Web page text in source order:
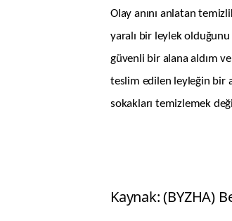
Olay anını anlatan
yaralı bir leylek
güvenli bir alana aldım
teslim edilen leyleğin bir
sokakları temizlemek
Kaynak: (BYZHA)